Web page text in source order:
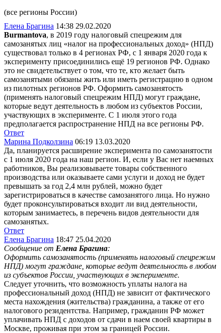
(все регионы России)
Елена Брагина 14:38 29.02.2020
Burmantova, в 2019 году налоговый спецрежим для
самозанятых лиц «налог на профессиональных доход» (НПД)
существовал только в 4 регионах РФ, с 1 января 2020 года к
эксперименту присоединились ещё 19 регионов РФ. Однако
это не свидетельствует о том, что те, кто желает быть
самозанятыми обязаны жить или иметь регистрацию в одном
из пилотных регионов РФ. Оформить самозанятость
(применять налоговый спецрежим НПД) могут граждане,
которые ведут деятельность в любом из субъектов России,
участвующих в эксперименте. С 1 июля этого года
предполагается распространение НПД на все регионы РФ.
Ответ
Марина Подколзина 06:19 13.03.2020
Да, планируется расширение эксперимента по самозанятости
с 1 июля 2020 года на наш регион. И, если у Вас нет наемных
работников, Вы реализовываете товары собственного
производства или оказываете сами услуги и доход не будет
превышать за год 2,4 млн рублей, можно будет
зарегистрироваться в качестве самозанятого лица. Но нужно
будет проконсультироваться входит ли вид деятельности,
которым занимаетесь, в перечень видов деятельности для
самозанятых.
Ответ
Елена Брагина 18:47 25.04.2020
Сообщение от Елена Брагина:
Оформить самозанятость (применять налоговый спецрежим
НПД) могут граждане, которые ведут деятельность в любом
из субъектов России, участвующих в эксперименте.
Следует уточнить, что возможность уплаты налога на
профессиональный доход (НПД) не зависит от фактического
места нахождения (жительства) гражданина, а также от его
налогового резидентства. Например, гражданин РФ может
уплачивать НПД с доходов от сдачи в наем своей квартиры в
Москве, проживая при этом за границей России.